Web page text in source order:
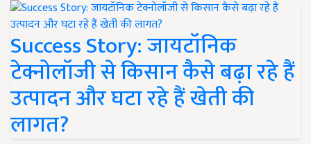
Success Story: जायटॉनिक
टेक्नोलॉजी से किसान कैसे बढ़ा रहे हैं
उत्पादन और घटा रहे हैं खेती की
लागत?